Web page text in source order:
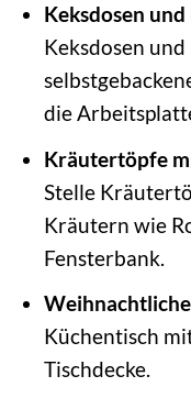
Keksdosen
Keksdosen
die
Kräutertöpfe
Stelle
Kräutern wie
Fensterbank.
Küchentisch
Tischdecke.